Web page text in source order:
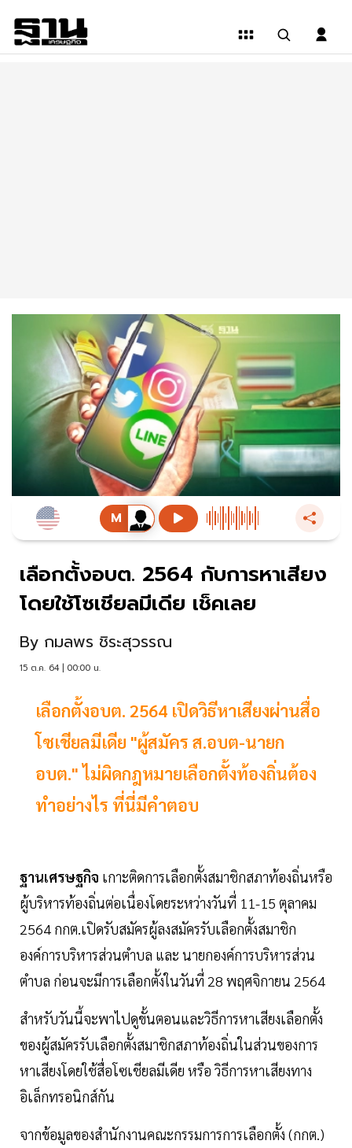
เลือกตั้งอบต. 2564 กับการหาเสียง
โดยใช้โซเชียลมีเดีย เช็คเลย
By กมลพร ชิระสุวรรณ
15 ต.ค. 64 | 00:00 น.
เลือกตั้งอบต. 2564 เปิดวิธีหาเสียงผ่านสื่อ
โซเชียลมีเดีย "ผู้สมัคร ส.อบต-นายก
อบต." ไม่ผิดกฎหมายเลือกตั้งท้องถิ่นต้อง
ทำอย่างไร ที่นี่มีคำตอบ
ฐานเศรษฐกิจ เกาะติดการเลือกตั้งสมาชิกสภาท้องถิ่นหรือ
ผู้บริหารท้องถิ่นต่อเนื่องโดยระหว่างวันที่ 11-15 ตุลาคม
2564 กกต.เปิดรับสมัครผู้ลงสมัครรับเลือกตั้งสมาชิก
องค์การบริหารส่วนตำบล และ นายกองค์การบริหารส่วน
ตำบล ก่อนจะมีการเลือกตั้งในวันที่ 28 พฤศจิกายน 2564
สำหรับวันนี้จะพาไปดูขั้นตอนและวิธีการหาเสียงเลือกตั้ง
ของผู้สมัครรับเลือกตั้งสมาชิกสภาท้องถิ่นในส่วนของการ
หาเสียงโดยใช้สื่อโซเชียลมีเดีย หรือ วิธีการหาเสียงทาง
อิเล็กทรอนิกส์กัน
จากข้อมูลของสำนักงานคณะกรรมการการเลือกตั้ง (กกต.)